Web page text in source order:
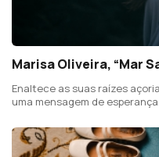
Marisa Oliveira, “Mar
Enaltece as suas raízes
uma mensagem de esperança.